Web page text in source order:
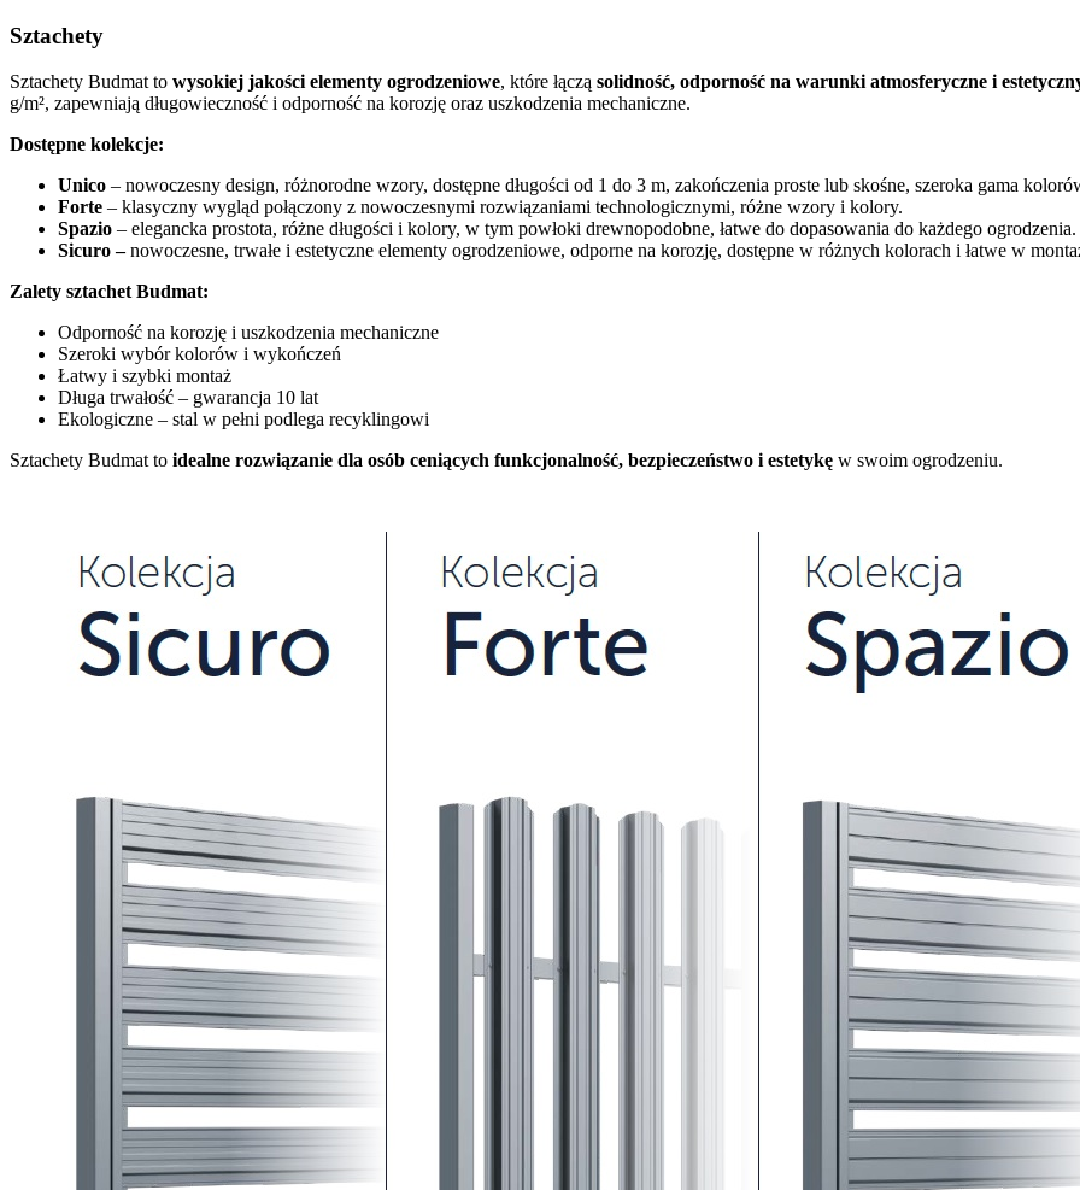
Sztachety
Sztachety Budmat to wysokiej jakości elementy ogrodzeniowe, które łączą solidność, odporność na warunki atmosferyczne i
g/m², zapewniają długowieczność i odporność na korozję oraz uszkodzenia mechaniczne.
Dostępne kolekcje:
Unico – nowoczesny design, różnorodne wzory, dostępne długości od 1 do 3 m, zakończenia proste lub skośne, szeroka gama
Forte – klasyczny wygląd połączony z nowoczesnymi rozwiązaniami technologicznymi, różne wzory i kolory.
Spazio – elegancka prostota, różne długości i kolory, w tym powłoki drewnopodobne, łatwe do dopasowania do każdego ogrodzenia.
Sicuro –nowoczesne, trwałe i estetyczne elementy ogrodzeniowe, odporne na korozję, dostępne w różnych kolorach i łatwe w
Zalety sztachet Budmat:
Odporność na korozję i uszkodzenia mechaniczne
Szeroki wybór kolorów i wykończeń
Łatwy i szybki montaż
Długa trwałość – gwarancja 10 lat
Ekologiczne – stal w pełni podlega recyklingowi
Sztachety Budmat to idealne rozwiązanie dla osób ceniących funkcjonalność, bezpieczeństwo i estetykę w swoim ogrodzeniu.